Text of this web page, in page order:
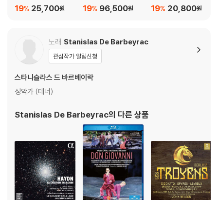
(Weber: Eine Welt in
25,700원
19%
독일 로맨티시즘의 영
[박스세트]
96,500원
19%
외 (Elsner: Symphon
20,800원
19%
노래 Stanislas De Barbeyrac
관심작가 알림신청
스타니슬라스 드 바르베이락
성악가 (테너)
Stanislas De Barbeyrac의 다른 상품